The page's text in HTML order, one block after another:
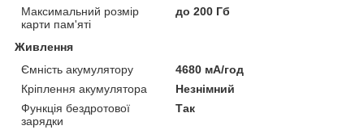
Максимальний розмір
карти пам'яті
до 200 Гб
Живлення
Ємність акумулятору
4680 мА/год
Кріплення акумулятора
Незнімний
Функція бездротової
зарядки
Так